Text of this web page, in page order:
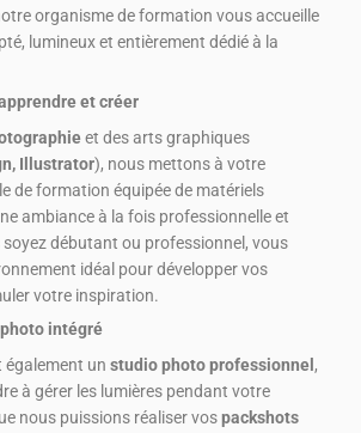
organisme de formation vous accueille
lumineux et entièrement dédié à la
et créer
et des arts graphiques
Illustrator), nous mettons à votre
de formation équipée de matériels
ambiance à la fois professionnelle et
débutant ou professionnel, vous
idéal pour développer vos
votre inspiration.
intégré
également un studio photo professionnel ,
à gérer les lumières pendant votre
nous puissions réaliser vospackshots